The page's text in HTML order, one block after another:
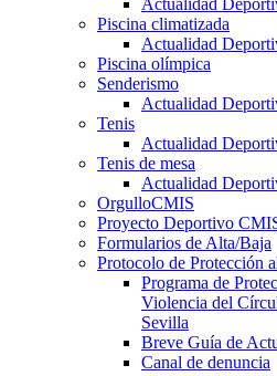
Piscina climatizada
Actualidad
Piscina olímpica
Senderismo
Actualidad
Tenis
Actualidad
Tenis de mesa
Actualidad
OrgulloCMIS
Proyecto Deportivo
Formularios de Alta/Baja
Protocolo de Protección
Programa de
Violencia del
Sevilla
Breve Guía de
Canal de denuncia